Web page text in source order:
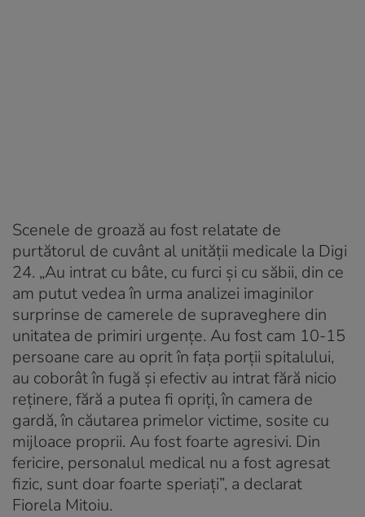
Scenele de groază au fost relatate de
purtătorul de cuvânt al unității medicale la Digi
24. „Au intrat cu bâte, cu furci şi cu săbii, din ce
am putut vedea în urma analizei imaginilor
surprinse de camerele de supraveghere din
unitatea de primiri urgenţe. Au fost cam 10-15
persoane care au oprit în faţa porţii spitalului,
au coborât în fugă şi efectiv au intrat fără nicio
reţinere, fără a putea fi opriţi, în camera de
gardă, în căutarea primelor victime, sosite cu
mijloace proprii. Au fost foarte agresivi. Din
fericire, personalul medical nu a fost agresat
fizic, sunt doar foarte speriaţi”, a declarat
Fiorela Mitoiu.